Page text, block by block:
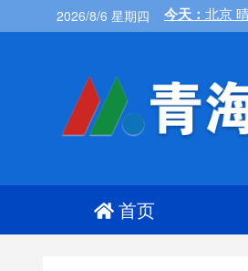
2026/8/6 星期四
首页